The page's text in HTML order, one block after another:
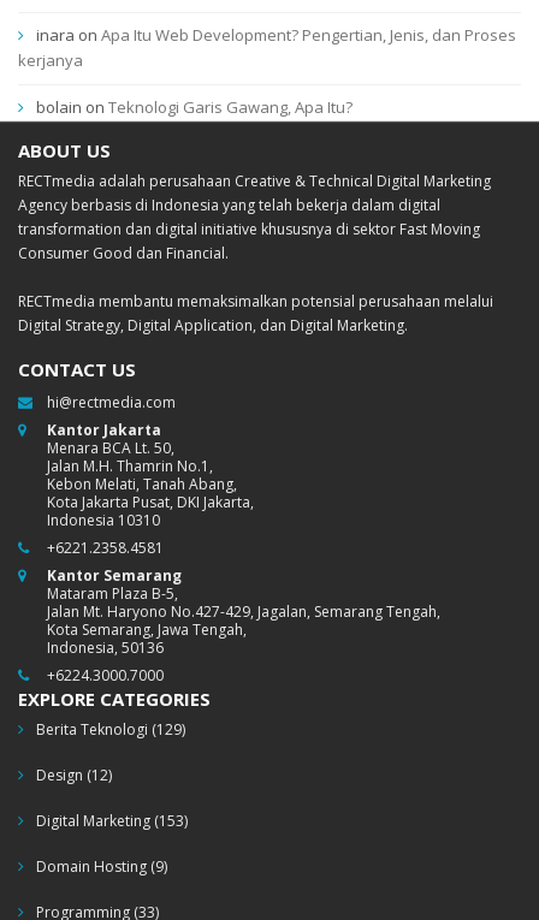
inara on Apa Itu Web Development? Pengertian, Jenis, dan Proses
kerjanya
bolain on Teknologi Garis Gawang, Apa Itu?
ABOUT US
RECTmedia adalah perusahaan Creative & Technical Digital Marketing
Agency berbasis di Indonesia yang telah bekerja dalam digital
transformation dan digital initiative khususnya di sektor Fast Moving
Consumer Good dan Financial.
RECTmedia membantu memaksimalkan potensial perusahaan melalui
Digital Strategy, Digital Application, dan Digital Marketing.
CONTACT US
hi@rectmedia.com
Kantor Jakarta
Menara BCA Lt. 50,
Jalan M.H. Thamrin No.1,
Kebon Melati, Tanah Abang,
Kota Jakarta Pusat, DKI Jakarta,
Indonesia 10310
+6221.2358.4581
Kantor Semarang
Mataram Plaza B-5,
Jalan Mt. Haryono No.427-429, Jagalan, Semarang Tengah,
Kota Semarang, Jawa Tengah,
Indonesia, 50136
+6224.3000.7000
EXPLORE CATEGORIES
Berita Teknologi (129)
Design (12)
Digital Marketing (153)
Domain Hosting (9)
Programming (33)